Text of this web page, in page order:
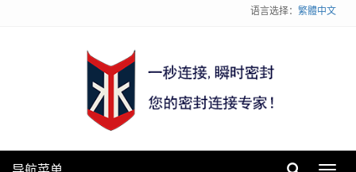
语言选择： 繁體中文